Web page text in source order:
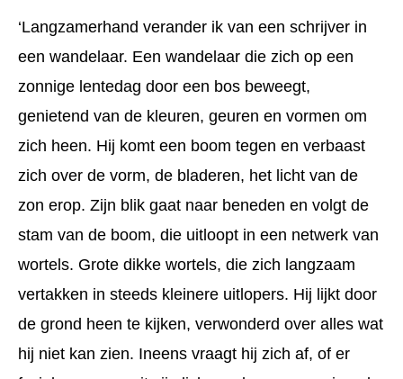
‘Langzamerhand verander ik van een schrijver in
een wandelaar. Een wandelaar die zich op een
zonnige lentedag door een bos beweegt,
genietend van de kleuren, geuren en vormen om
zich heen. Hij komt een boom tegen en verbaast
zich over de vorm, de bladeren, het licht van de
zon erop. Zijn blik gaat naar beneden en volgt de
stam van de boom, die uitloopt in een netwerk van
wortels. Grote dikke wortels, die zich langzaam
vertakken in steeds kleinere uitlopers. Hij lijkt door
de grond heen te kijken, verwonderd over alles wat
hij niet kan zien. Ineens vraagt hij zich af, of er